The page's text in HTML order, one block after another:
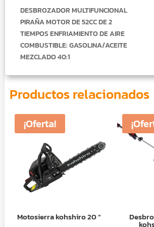
DESBROZADOR MULTIFUNCIONAL
PIRAÑA MOTOR DE 52CC DE 2
TIEMPOS ENFRIAMIENTO DE AIRE
COMBUSTIBLE: GASOLINA/ACEITE
MEZCLADO 40:1
Productos relacionados
¡Oferta!
Motosierra kohshiro 20 “